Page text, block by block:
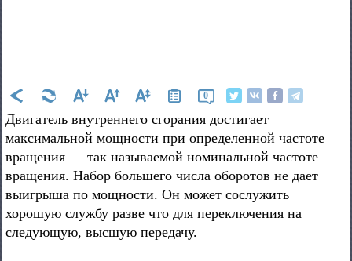
0
Двигатель внутреннего сгорания достигает
максимальной мощности при определенной частоте
вращения — так называемой номинальной частоте
вращения. Набор большего числа оборотов не дает
выигрыша по мощности. Он может сослужить
хорошую службу разве что для переключения на
следующую, высшую передачу.